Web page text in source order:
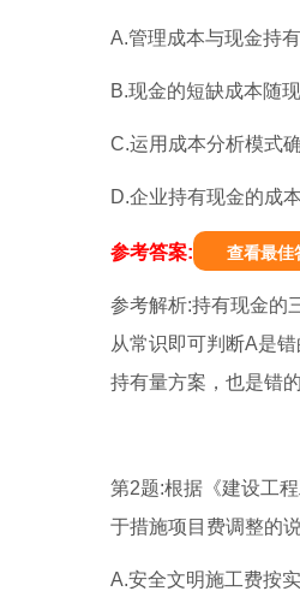
A.管理成本与现金持
B.现金的短缺成本随
C.运用成本分析模式
D.企业持有现金的成
参考答案: 查看最佳
参考解析:持有现金的
从常识即可判断A是
持有量方案，也是错的
第2题:根据《建设工
于措施项目费调整的
A.安全文明施工费按